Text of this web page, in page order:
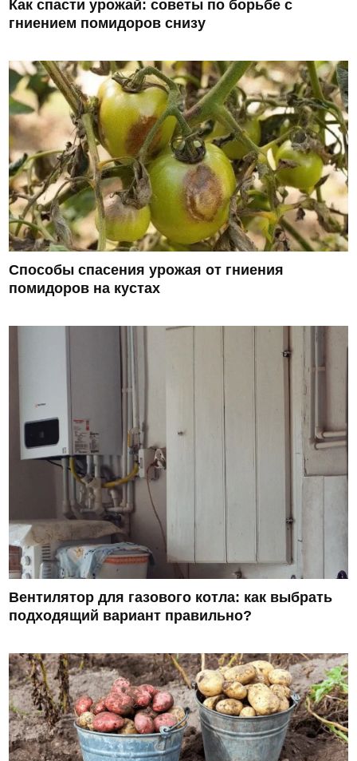
Как спасти урожай: советы по борьбе с
гниением помидоров снизу
Способы спасения урожая от гниения
помидоров на кустах
Вентилятор для газового котла: как выбрать
подходящий вариант правильно?